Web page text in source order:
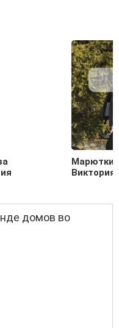
Виктория
домов во